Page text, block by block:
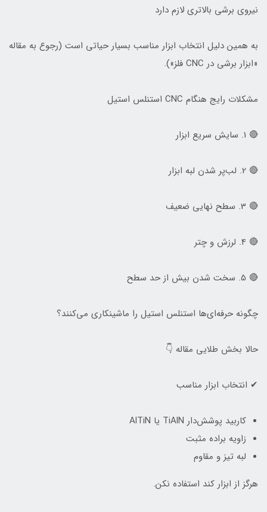
نیروی برشی بالاتری لازم دارد
به همین دلیل انتخاب ابزار مناسب بسیار حیاتی است (رجوع به مقاله
«ابزار برشی در CNC فلز»).
مشکلات رایج هنگام CNC استنلس استیل
🔴 1. سایش سریع ابزار
🔴 2. لب‌پر شدن لبه ابزار
🔴 3. سطح نهایی ضعیف
🔴 4. لرزش و چتر
🔴 5. سخت شدن بیش از حد سطح
چگونه حرفه‌ای‌ها استنلس استیل را ماشینکاری می‌کنند؟
حالا بخش طلایی مقاله 👇
✔ انتخاب ابزار مناسب
کاربید پوشش‌دار TiAlN یا AlTiN
زاویه براده مثبت
لبه تیز و مقاوم
هرگز از ابزار کند استفاده نکن.